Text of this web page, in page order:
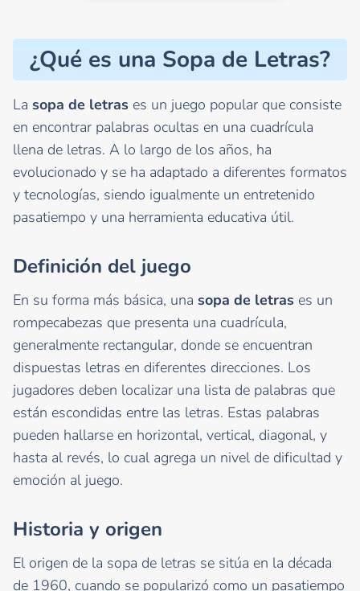
¿Qué es una Sopa de Letras?
La sopa de letras es un juego popular que consiste
en encontrar palabras ocultas en una cuadrícula
llena de letras. A lo largo de los años, ha
evolucionado y se ha adaptado a diferentes formatos
y tecnologías, siendo igualmente un entretenido
pasatiempo y una herramienta educativa útil.
Definición del juego
En su forma más básica, una sopa de letras es un
rompecabezas que presenta una cuadrícula,
generalmente rectangular, donde se encuentran
dispuestas letras en diferentes direcciones. Los
jugadores deben localizar una lista de palabras que
están escondidas entre las letras. Estas palabras
pueden hallarse en horizontal, vertical, diagonal, y
hasta al revés, lo cual agrega un nivel de dificultad y
emoción al juego.
Historia y origen
El origen de la sopa de letras se sitúa en la década
de 1960, cuando se popularizó como un pasatiempo